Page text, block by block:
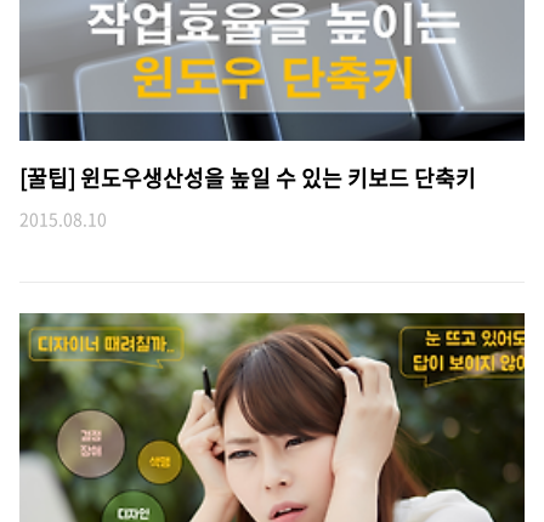
[꿀팁] 윈도우생산성을 높일 수 있는 키보드 단축키
2015.08.10